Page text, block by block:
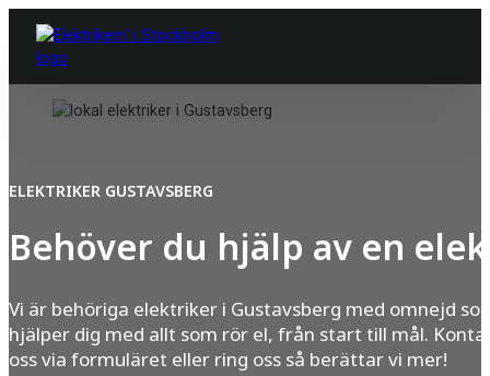
ELEKTRIKER GUSTAVSBERG
Behöver du hjälp av en
Vi är behöriga elektriker i Gustavsberg med omnejd
hjälper dig med allt som rör el, från start till mål.
oss via formuläret eller ring oss så berättar vi mer!